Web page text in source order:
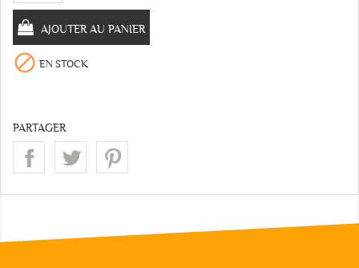
AJOUTER AU PANIER
 EN STOCK
PARTAGER